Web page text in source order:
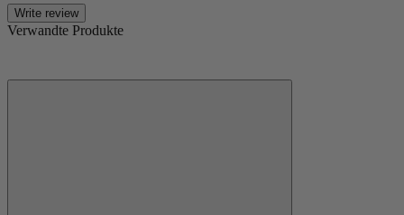
Write review
Verwandte Produkte